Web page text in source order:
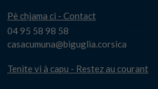
Pè chjama ci - Contact
04 95 58 98 58
casacumuna@biguglia.corsica
Tenite vi à capu - Restez au courant